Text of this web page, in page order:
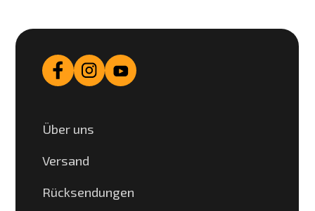
Über uns
Versand
Rücksendungen